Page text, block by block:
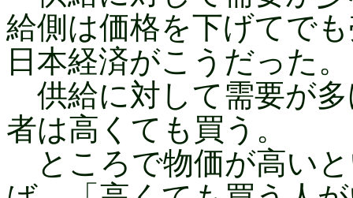
給側は価格を下げてで
日本経済がこうだった。
供給に対して需要が
者は高くても買う。
ところで物価が高い